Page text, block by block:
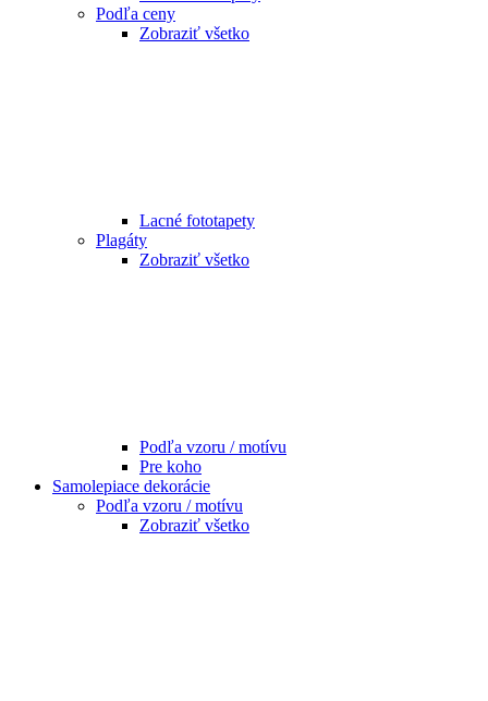
Podľa ceny
Zobraziť všetko
Lacné fototapety
Plagáty
Zobraziť všetko
Podľa vzoru / motívu
Pre koho
Samolepiace dekorácie
Podľa vzoru / motívu
Zobraziť všetko